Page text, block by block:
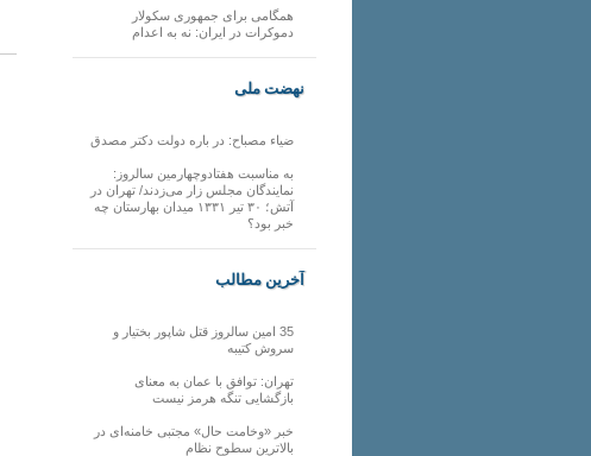
همگامی برای جمهوری سکولار
دموکرات در ایران: نه به اعدام
نهضت ملی
ضیاء مصباح: در باره دولت دکتر مصدق
به مناسبت هفتادوچهارمین سالروز:
نمایندگان مجلس زار می‌زدند/ تهران در
آتش؛ ۳۰ تیر ۱۳۳۱ میدان بهارستان چه
خبر بود؟
آخرین مطالب
35 امین سالروز قتل شاپور بختیار و
سروش کتیبه
تهران: توافق با عمان به معنای
بازگشایی تنگه هرمز نیست
خبر «وخامت حال» مجتبی خامنه‌ای در
بالاترین سطوح نظام